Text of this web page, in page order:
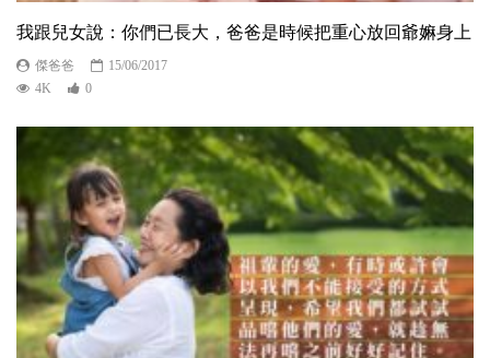
我跟兒女說：你們已長大，爸爸是時候把重心放回爺嫲身上
傑爸爸
15/06/2017
4K
0